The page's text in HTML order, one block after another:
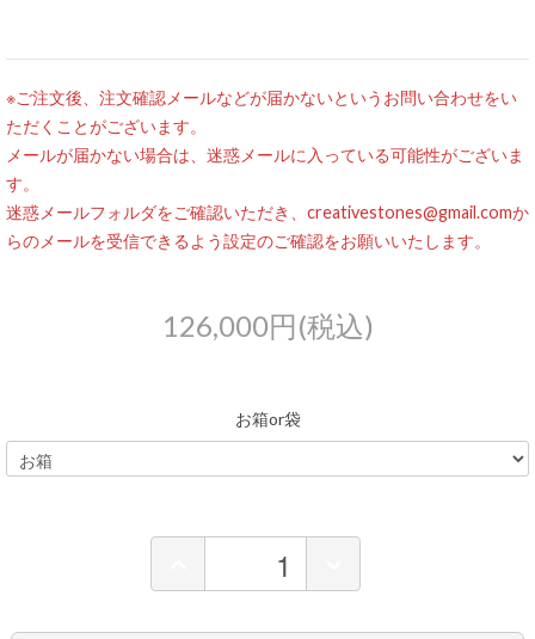
※ご注文後、注文確認メールなどが届かないというお問い合わせをい
ただくことがございます。
メールが届かない場合は、迷惑メールに入っている可能性がございま
す。
迷惑メールフォルダをご確認いただき、creativestones@gmail.comか
らのメールを受信できるよう設定のご確認をお願いいたします。
126,000円(税込)
お箱or袋